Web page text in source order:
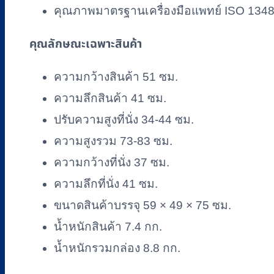
พิง
สูง-
ได้
ชิ้น
คุณภาพมาตรฐานเครื่องมือแพทย์ ISO
คุณลักษณะเฉพาะสินค้า
ความกว้างสินค้า 51 ซม.
ความลึกสินค้า 41 ซม.
ปรับความสูงที่นั่ง 34-44 ซม.
ความสูงรวม 73-83 ซม.
ความกว้างที่นั่ง 37 ซม.
ความลึกที่นั่ง 41 ซม.
ขนาดสินค้าบรรจุ 59 × 49 × 75 ซม.
น้ำหนักสินค้า 7.4 กก.
น้ำหนักรวมกล่อง 8.8 กก.